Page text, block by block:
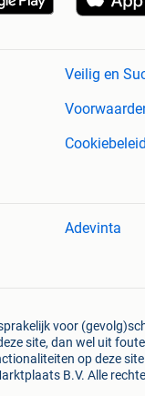
Veilig en
Cookiebeleid
Adevinta
voor
site, dan wel uit
op deze
B.V. Alle